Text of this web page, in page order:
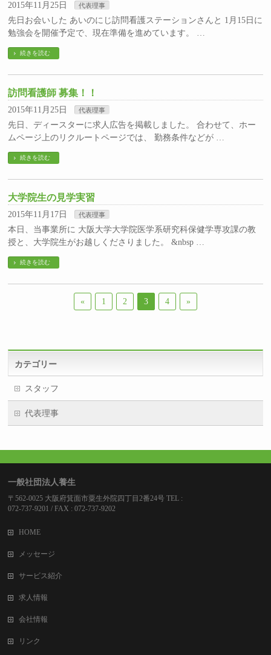
2015年11月25日 代表理事
先日お会いした あいのにじ訪問看護ステーションさんと 1月15日に
勉強会を開催予定で、現在準備を進めています。 …
続きを読む
訪問看護師 募集！！
2015年11月25日 代表理事
先日、ディースターに求人広告を掲載しました。 合わせて、ホー
ムページ上のリクルートページでは、 勤務条件などが …
続きを読む
大学院生の見学実習
2015年11月17日 代表理事
本日、当事業所に 大阪大学大学院医学系研究科保健学専攻課の教
授と、大学院生がお越しくださりました。 &nbsp …
続きを読む
« 1 2 3 4 »
カテゴリー
スタッフ
代表理事
一般社団法人養生
〒562-0025 大阪府箕面市粟生外院四丁目2番24号 TEL :
072-737-9201 / FAX : 072-737-9202
HOME
メッセージ
サービス紹介
求人情報
会社情報
リンク